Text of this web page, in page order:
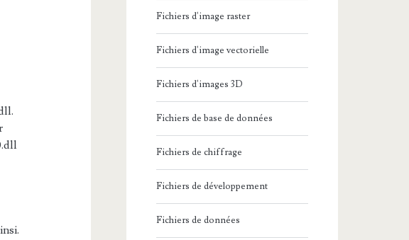
Fichiers d'image raster
Fichiers d'image vectorielle
Fichiers d'images 3D
Fichiers de base de données
Fichiers de chiffrage
Fichiers de développement
Fichiers de données